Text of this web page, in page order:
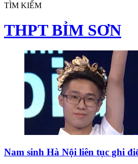
TÌM KIẾM
THPT BỈM SƠN
Nam sinh Hà Nội liên tục ghi